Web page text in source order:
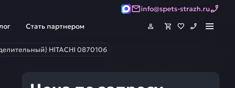
info@spets-strazh.ru
Стать партнером
HITACHI 0870106